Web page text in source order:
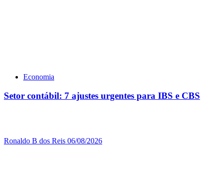
Economia
Setor contábil: 7 ajustes urgentes para IBS e CBS
Ronaldo B dos Reis 06/08/2026